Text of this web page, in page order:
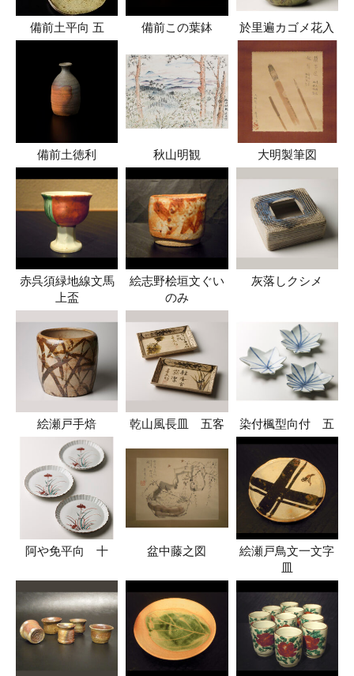
備前土平向 五 備前この葉鉢 於里遍カゴメ花入
備前土徳利 秋山明観 大明製筆図
赤呉須緑地線文馬
上盃
絵志野桧垣文ぐい
のみ
灰落しクシメ
絵瀬戸手焙 乾山風長皿 五客 染付楓型向付 五
阿や免平向 十 盆中藤之図
絵瀬戸鳥文一文字
皿